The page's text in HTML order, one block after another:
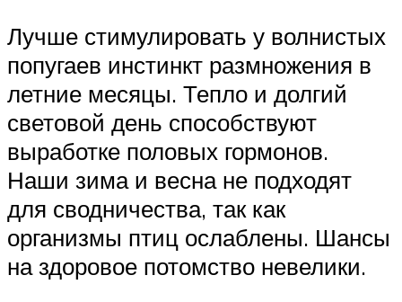
Лучше стимулировать у волнистых
попугаев инстинкт размножения в
летние месяцы. Тепло и долгий
световой день способствуют
выработке половых гормонов.
Наши зима и весна не подходят
для сводничества, так как
организмы птиц ослаблены. Шансы
на здоровое потомство невелики.